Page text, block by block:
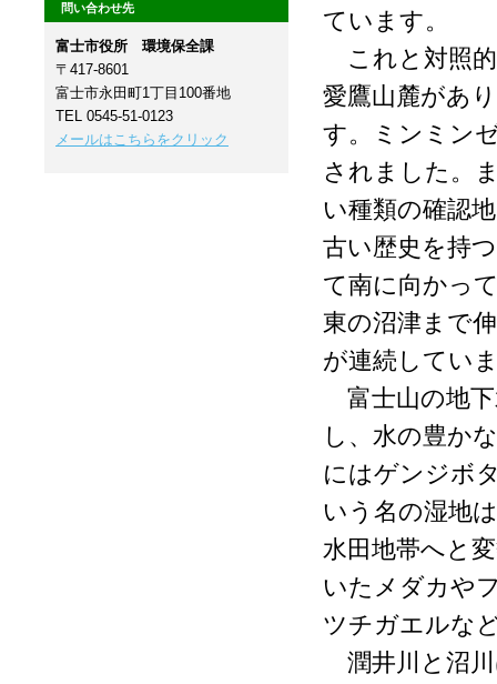
ています。
これと対照
愛鷹山麓があ
す。ミンミン
されました。
い種類の確認
古い歴史を持
て南に向かっ
東の沼津まで
が連続してい
富士山の地下
し、水の豊か
にはゲンジボ
いう名の湿地
水田地帯へと
いたメダカや
ツチガエルな
潤井川と沼
問い合わせ先
富士市役所 環境保全課
〒417-8601
富士市永田町1丁目100番地
TEL 0545-51-0123
メールはこちらをクリック